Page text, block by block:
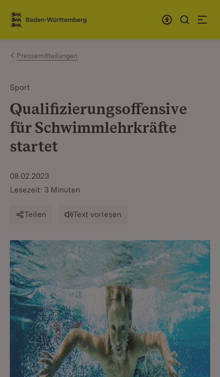
Zum Inhalt springen
Link zur Startseite
Pressemitteilungen
Sport
Qualifizierungsoffensive
für Schwimmlehrkräfte
startet
08.02.2023
Lesezeit: 3 Minuten
Teilen Text vorlesen